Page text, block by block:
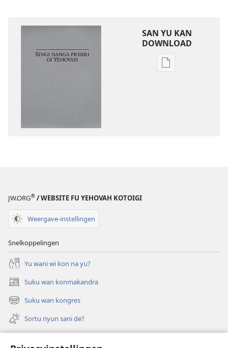
SAN YU KAN
DOWNLOAD
Download
JW.ORG® / WEBSITE FU YEHOVAH KOTOIGI
Weergave-instellingen
Snelkoppelingen
Yu wani wi kon na yu?
Suku wan konmakandra
(opent
nieuw
venster)
Suku wan kongres
(opent
nieuw
venster)
Sortu nyun sani de?